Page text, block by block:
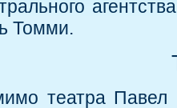
Томми.
театра Павел